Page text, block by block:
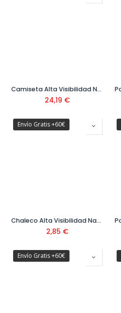
Camiseta Alta Visibilidad Naranja Ref. 295480
24,19 €
Envío Gratis +60€
Chaleco Alta Visibilidad Naranja
2,85 €
Envío Gratis +60€